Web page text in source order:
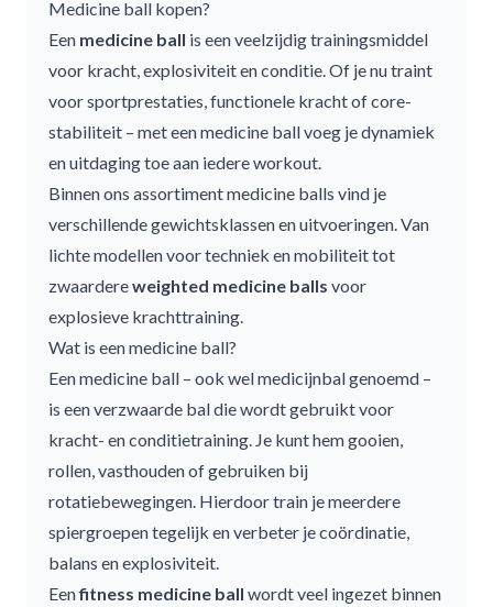
Medicine ball kopen?
Een medicine ball is een veelzijdig trainingsmiddel
voor kracht, explosiviteit en conditie. Of je nu traint
voor sportprestaties, functionele kracht of core-
stabiliteit – met eenmedicine ballvoeg je dynamiek
en uitdaging toe aan iedere workout.
Binnen ons assortimentmedicine balls vind je
verschillende gewichtsklassen en uitvoeringen. Van
lichte modellen voor techniek en mobiliteit tot
zwaardereweighted medicine balls voor
explosieve krachttraining.
Wat is een medicine ball?
Eenmedicine ball – ook wel medicijnbal genoemd –
is een verzwaarde bal die wordt gebruikt voor
kracht- en conditietraining. Je kunt hem gooien,
rollen, vasthouden of gebruiken bij
rotatiebewegingen. Hierdoor train je meerdere
spiergroepen tegelijk en verbeter je coördinatie,
balans en explosiviteit.
Eenfitness medicine ball wordt veel ingezet binnen